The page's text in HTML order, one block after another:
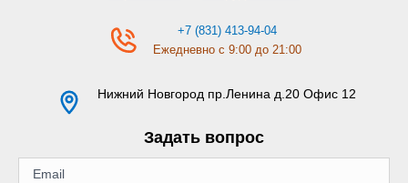
+7 (831) 413-94-04
Ежедневно с 9:00 до 21:00
Нижний Новгород пр.Ленина д.20 Офис 12
Задать вопрос